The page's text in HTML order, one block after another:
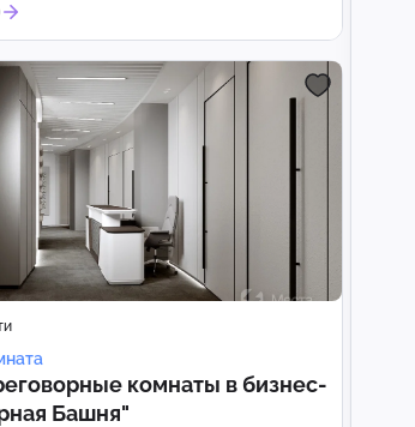
комнаты в бизнес-
Башня"